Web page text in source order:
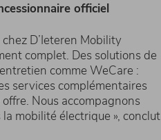
officiel
D’Ieteren Mobility
complet. Des solutions de
comme WeCare :
services complémentaires
Nous accompagnons
mobilité électrique », conclut